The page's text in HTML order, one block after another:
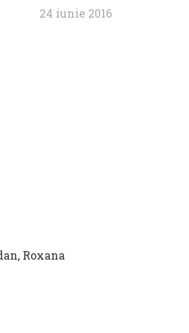
24 iunie 2016
Roxana